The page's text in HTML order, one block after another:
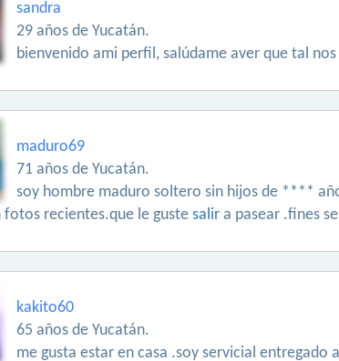
sandra
29 años de Yucatán.
bienvenido ami perfil, salúdame aver que tal
maduro69
71 años de Yucatán.
soy hombre maduro soltero sin hijos de ****
recientes.que le guste salir a pasear .fines
kakito60
65 años de Yucatán.
me gusta estar en casa .soy servicial entregado